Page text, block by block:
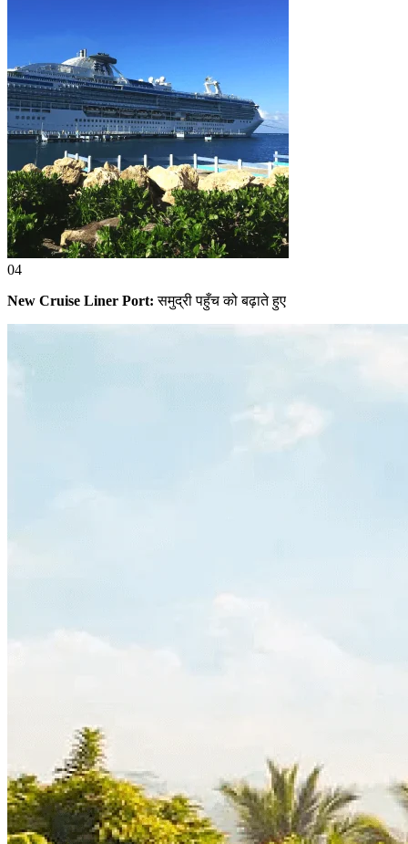
04
New Cruise Liner Port: समुद्री पहुँच को बढ़ाते हुए